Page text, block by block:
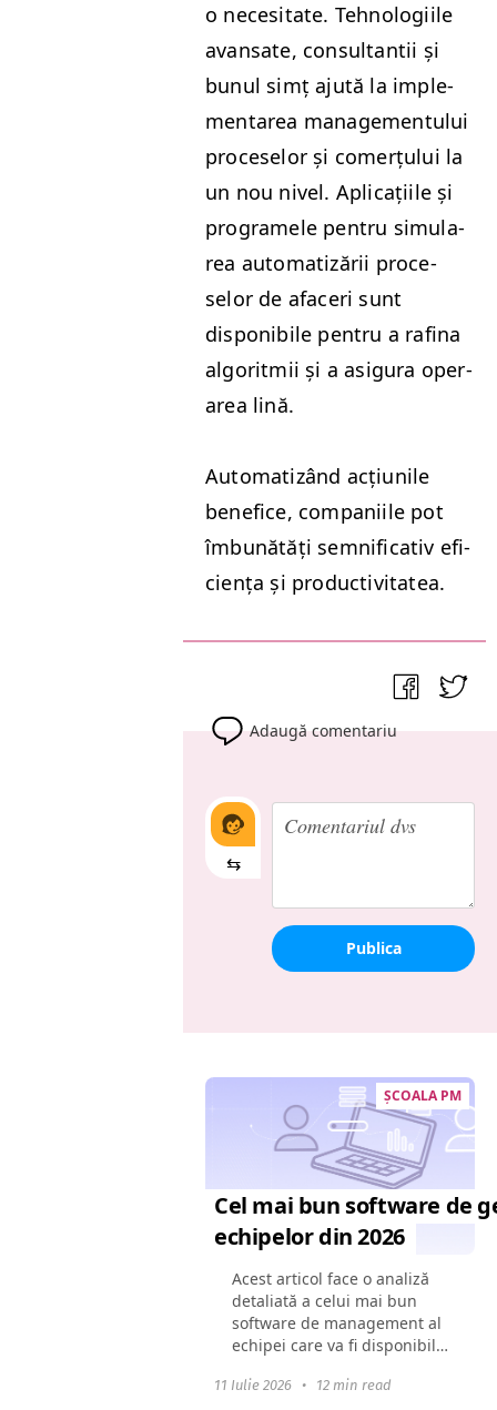
o nece­si­tate. Tehnologi­ile
avansate, con­sul­tan­tii și
bunul simț ajută la imple­
mentarea man­age­men­tu­lui
pro­ce­selor și com­erțu­lui la
un nou niv­el. Apli­cați­ile și
pro­gramele pen­tru sim­u­la­
rea autom­a­tizării pro­ce­
selor de afac­eri sunt
disponi­bile pen­tru a rafi­na
algo­rit­mii și a asigu­ra oper­
area lină.
Autom­a­tizând acți­u­nile
benefice, com­pani­ile pot
îmbunătăți sem­ni­fica­tiv efi­
ciența și productivitatea.
Adaugă comentariu
⇆
Publica
ȘCOALA PM
Cel mai bun software de
echipelor din 2026
Acest articol face o analiză
detaliată a celui mai bun
software de management al
echipei care va fi disponibil
aceste instrumente pot
11 Iulie 2026 • 12 min read